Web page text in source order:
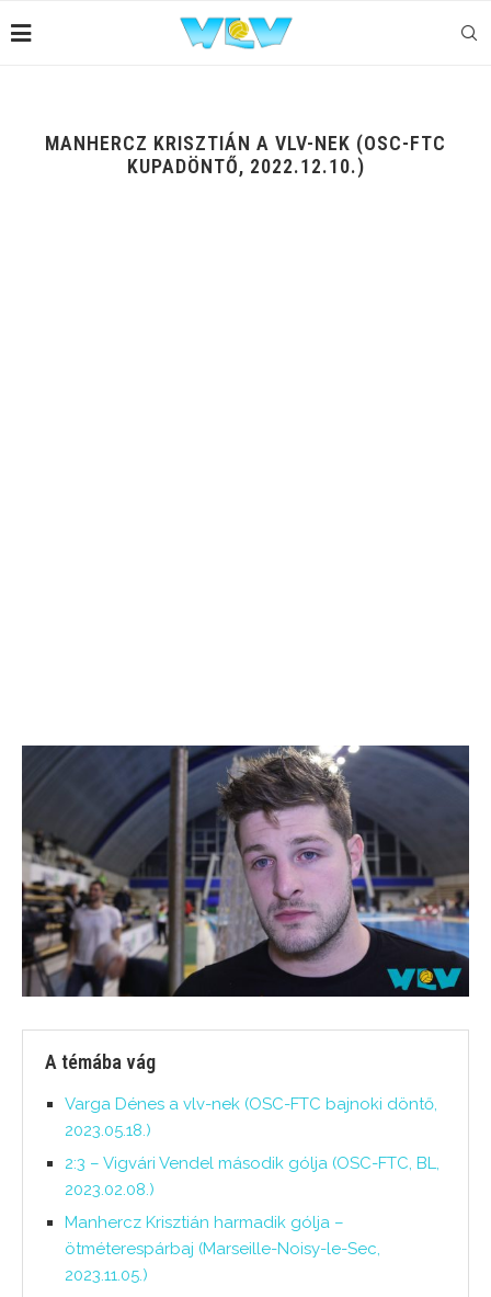
MANHERCZ KRISZTIÁN A VLV-NEK (OSC-FTC
KUPADÖNTŐ, 2022.12.10.)
A témába vág
Varga Dénes a vlv-nek (OSC-FTC bajnoki döntő,
2023.05.18.)
2:3 – Vigvári Vendel második gólja (OSC-FTC, BL,
2023.02.08.)
Manhercz Krisztián harmadik gólja –
ötméterespárbaj (Marseille-Noisy-le-Sec,
2023.11.05.)